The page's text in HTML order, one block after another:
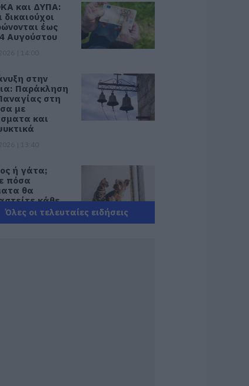
και ΔΥΠΑ:
δικαιούχοι
έως
Αυγούστου
στην
Παράκληση
στη
με
και
ή γάτα;
πόσα
θα
κάθε
| 13:20
Όλες οι τελευταίες ειδήσεις